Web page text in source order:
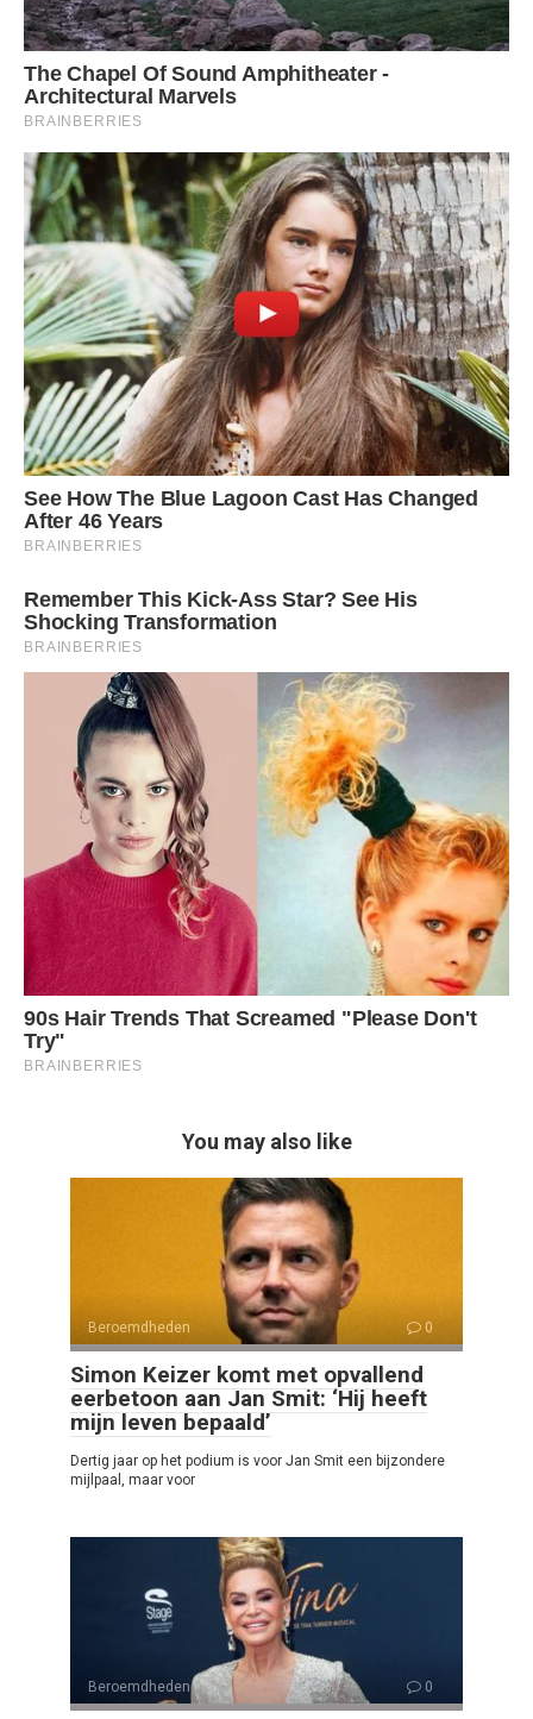
You may also like
Beroemdheden 0
Simon Keizer komt met opvallend
eerbetoon aan Jan Smit: ‘Hij heeft
mijn leven bepaald’
Dertig jaar op het podium is voor Jan Smit een bijzondere
mijlpaal, maar voor
Beroemdheden 0